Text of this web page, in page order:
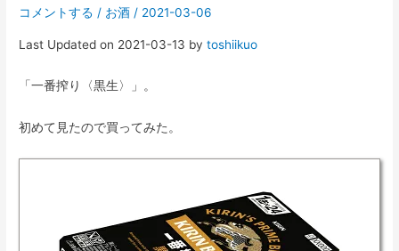
コメントする / お酒 / 2021-03-06
Last Updated on 2021-03-13 bytoshiikuo
「一番搾り〈黒生〉」。
初めて見たので買ってみた。